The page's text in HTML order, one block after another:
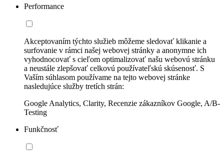
Performance
Akceptovaním týchto služieb môžeme sledovať klikanie a
surfovanie v rámci našej webovej stránky a anonymne ich
vyhodnocovať s cieľom optimalizovať našu webovú stránku
a neustále zlepšovať celkovú používateľskú skúsenosť. S
Vaším súhlasom používame na tejto webovej stránke
nasledujúce služby tretích strán:
Google Analytics, Clarity, Recenzie zákazníkov Google, A/B-
Testing
Funkčnosť